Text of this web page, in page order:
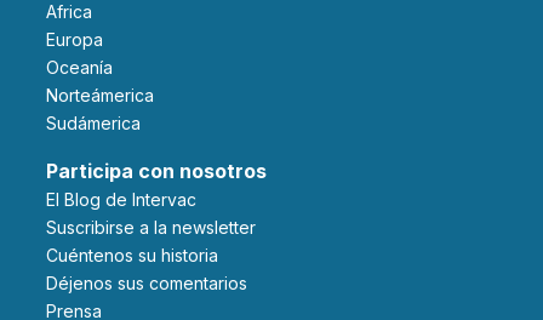
Africa
Europa
Oceanía
Norteámerica
Sudámerica
Participa con nosotros
El Blog de Intervac
Suscribirse a la newsletter
Cuéntenos su historia
Déjenos sus comentarios
Prensa